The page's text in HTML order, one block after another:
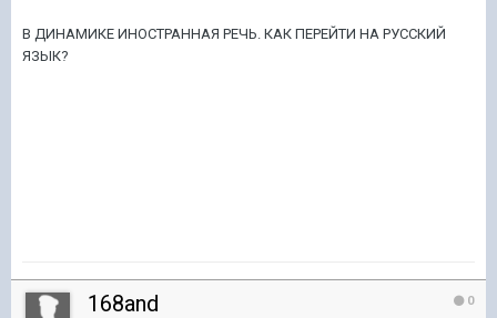
В ДИНАМИКЕ ИНОСТРАННАЯ РЕЧЬ. КАК ПЕРЕЙТИ НА РУССКИЙ
ЯЗЫК?
0
168and